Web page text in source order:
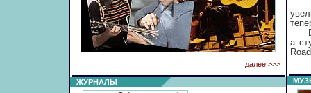
далее >>>
ЖУРНАЛЫ
а